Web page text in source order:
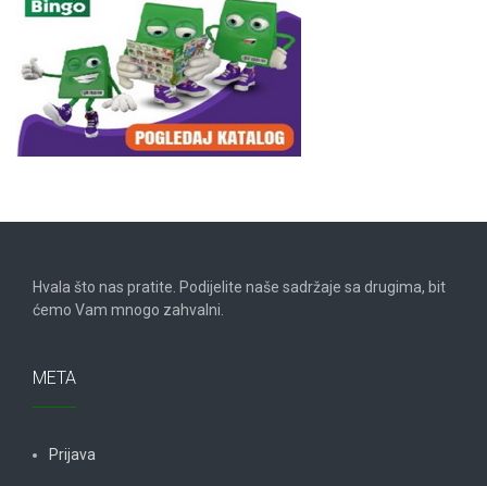
Hvala što nas pratite. Podijelite naše sadržaje sa drugima, bit
ćemo Vam mnogo zahvalni.
META
Prijava